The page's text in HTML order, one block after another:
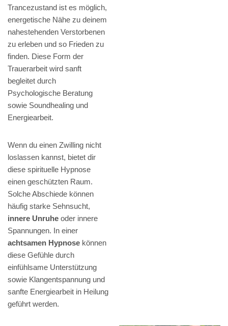
Trancezustand ist es möglich,
energetische Nähe zu deinem
nahestehenden Verstorbenen
zu erleben und so Frieden zu
finden. Diese Form der
Trauerarbeit wird sanft
begleitet durch
Psychologische Beratung
sowie Soundhealing und
Energiearbeit.
Wenn du einen Zwilling nicht
loslassen kannst, bietet dir
diese spirituelle Hypnose
einen geschützten Raum.
Solche Abschiede können
häufig starke Sehnsucht,
innere Unruhe oder innere
Spannungen. In einer
achtsamen Hypnose können
diese Gefühle durch
einfühlsame Unterstützung
sowie Klangentspannung und
sanfte Energiearbeit in Heilung
geführt werden.